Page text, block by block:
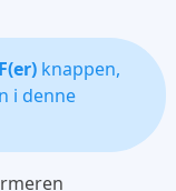
knappen,
i denne